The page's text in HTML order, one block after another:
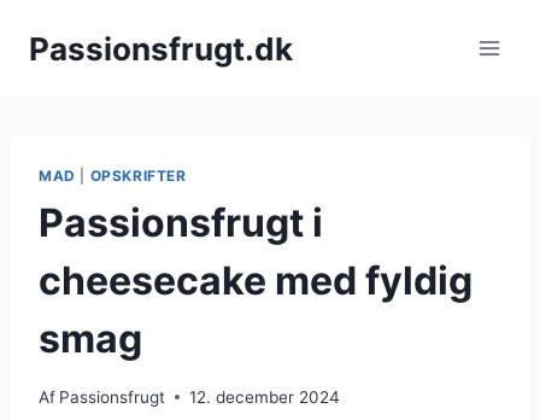
Passionsfrugt.dk
MAD OPSKRIFTER
Passionsfrugt i
cheesecake med fyldig
smag
Af Passionsfrugt 12. december 2024